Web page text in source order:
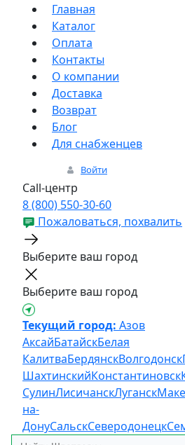
Главная
Каталог
Оплата
Контакты
О компании
Доставка
Возврат
Блог
Для снабженцев
Войти
Call-центр
8 (800) 550-30-60
Пожаловаться, похвалить
Выберите ваш город
Выберите ваш город
Текущий город: Азов
АксайБатайскБелая
КалитваБердянскВолгодонск
ШахтинскийКонстантиновск
СулинЛисичанскЛуганск
на-
ДонуСальскСеверодонецк